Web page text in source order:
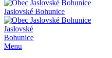
Jaslovské Bohunice
Jaslovské
Bohunice
Menu